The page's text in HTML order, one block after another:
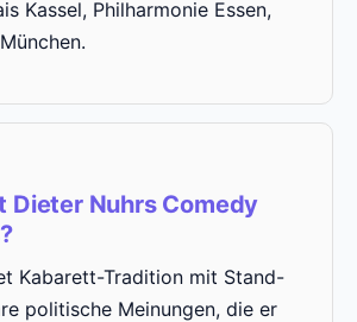
Kassel, Philharmonie Essen,
Dieter Nuhrs Comedy
Kabarett-Tradition mit Stand-
politische Meinungen, die er